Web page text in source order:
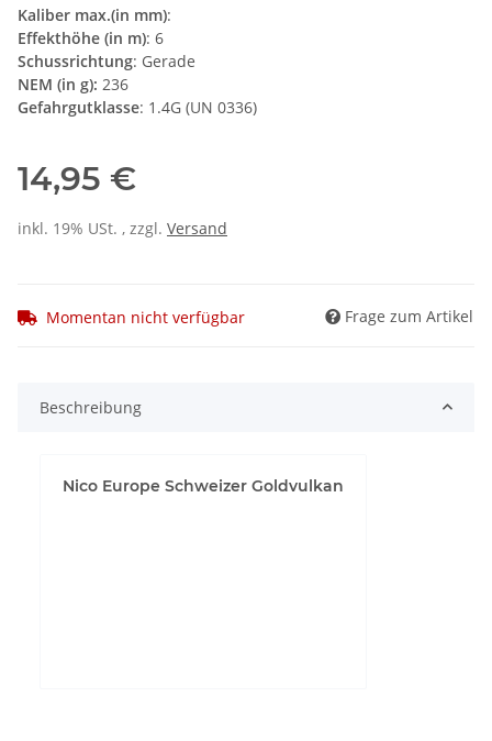
Kaliber max.(in mm):
Effekthöhe (in m): 6
Schussrichtung: Gerade
NEM (in g): 236
Gefahrgutklasse: 1.4G (UN 0336)
14,95 €
inkl. 19% USt. , zzgl. Versand
Momentan nicht verfügbar Frage zum Artikel
Beschreibung
Nico Europe Schweizer Goldvulkan